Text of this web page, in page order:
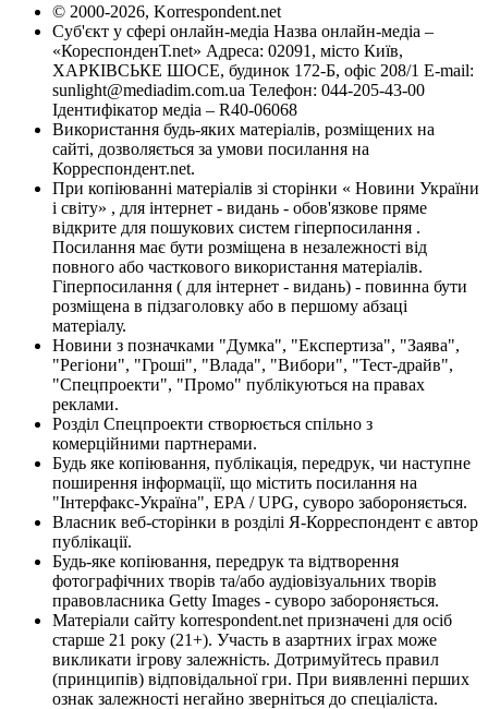
© 2000-2026, Korrespondent.net
Суб'єкт у сфері онлайн-медіа Назва онлайн-медіа –
«КореспонденТ.net» Адреса: 02091, місто Київ,
ХАРКІВСЬКЕ ШОСЕ, будинок 172-Б, офіс 208/1 E-mail:
sunlight@mediadim.com.ua Телефон: 044-205-43-00
Ідентифікатор медіа – R40-06068
Використання будь-яких матеріалів, розміщених на
сайті, дозволяється за умови посилання на
Корреспондент.net.
При копіюванні матеріалів зі сторінки « Новини України
і світу» , для інтернет - видань - обов'язкове пряме
відкрите для пошукових систем гіперпосилання .
Посилання має бути розміщена в незалежності від
повного або часткового використання матеріалів.
Гіперпосилання ( для інтернет - видань) - повинна бути
розміщена в підзаголовку або в першому абзаці
матеріалу.
Новини з позначками "Думка", "Експертиза", "Заява",
"Регіони", "Гроші", "Влада", "Вибори", "Тест-драйв",
"Спецпроекти", "Промо" публікуються на правах
реклами.
Розділ Спецпроекти створюється спільно з
комерційними партнерами.
Будь яке копіювання, публікація, передрук, чи наступне
поширення інформації, що містить посилання на
"Інтерфакс-Україна", EPA / UPG, суворо забороняється.
Власник веб-сторінки в розділі Я-Корреспондент є автор
публікації.
Будь-яке копіювання, передрук та відтворення
фотографічних творів та/або аудіовізуальних творів
правовласника Getty Images - суворо забороняється.
Матеріали сайту korrespondent.net призначені для осіб
старше 21 року (21+). Участь в азартних іграх може
викликати ігрову залежність. Дотримуйтесь правил
(принципів) відповідальної гри. При виявленні перших
ознак залежності негайно зверніться до спеціаліста.